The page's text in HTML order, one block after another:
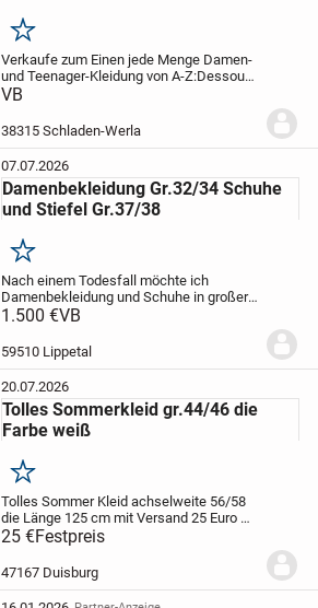
Merken
Verkaufe zum Einen jede Menge Damen-
und Teenager-Kleidung von A-Z:Dessous
(BH-Sets, Slips/Höschen, Hemdchen-
kurz und lang), Bikinis, Badeanzüge,
Tankinis,...
VB
38315 Schladen-Werla
07.07.2026
Damenbekleidung Gr.32/34 Schuhe
und Stiefel Gr.37/38
Merken
Nach einem Todesfall möchte ich
Damenbekleidung und Schuhe in großer
Menge verkaufen. Es sind hunderte
Shirts, Blusen, Stiefel , Kleiderständer und
Modeschmuck....
1.500 €VB
59510 Lippetal
20.07.2026
Tolles Sommerkleid gr.44/46 die
Farbe weiß
Merken
Tolles Sommer Kleid achselweite 56/58
die Länge 125 cm mit Versand 25 Euro
tolles Sommerkleid für jeden Anlass top
mit Jeans jacke
25 €Festpreis
47167 Duisburg